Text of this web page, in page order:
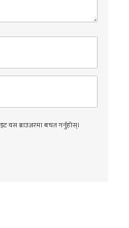
यस ब्राउजरमा बचत गर्नुहोस्।